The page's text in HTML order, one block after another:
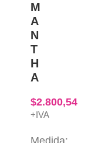
M
A
N
T
H
A
$2.800,54
+IVA
Medida: